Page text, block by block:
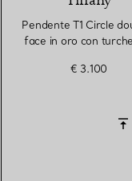
Pendente T1 Circle
face in oro con
€ 3.100